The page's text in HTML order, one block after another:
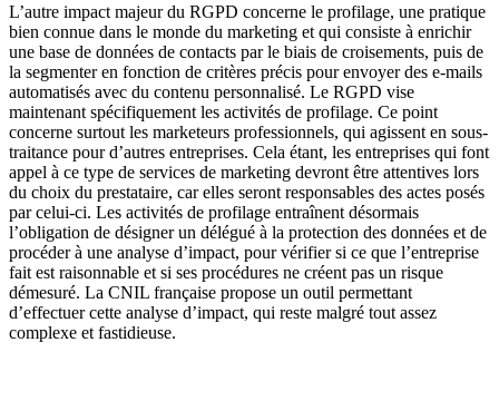
L’autre impact majeur du RGPD concerne le profilage, une pratique
bien connue dans le monde du marketing et qui consiste à enrichir
une base de données de contacts par le biais de croisements, puis de
la segmenter en fonction de critères précis pour envoyer des e-mails
automatisés avec du contenu personnalisé. Le RGPD vise
maintenant spécifiquement les activités de profilage. Ce point
concerne surtout les marketeurs professionnels, qui agissent en sous-
traitance pour d’autres entreprises. Cela étant, les entreprises qui font
appel à ce type de services de marketing devront être attentives lors
du choix du prestataire, car elles seront responsables des actes posés
par celui-ci. Les activités de profilage entraînent désormais
l’obligation de désigner un délégué à la protection des données et de
procéder à une analyse d’impact, pour vérifier si ce que l’entreprise
fait est raisonnable et si ses procédures ne créent pas un risque
démesuré. La CNIL française propose un outil permettant
d’effectuer cette analyse d’impact, qui reste malgré tout assez
complexe et fastidieuse.